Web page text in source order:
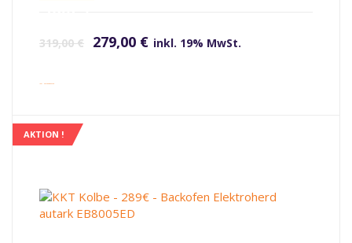
319,00€ 279,00 € inkl. 19% MwSt.
AKTION !